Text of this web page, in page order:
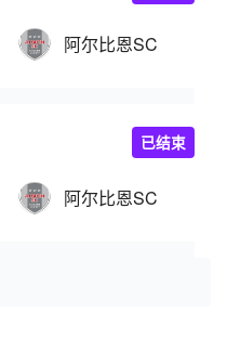
阿尔比恩SC
阿尔比恩SC
已结束